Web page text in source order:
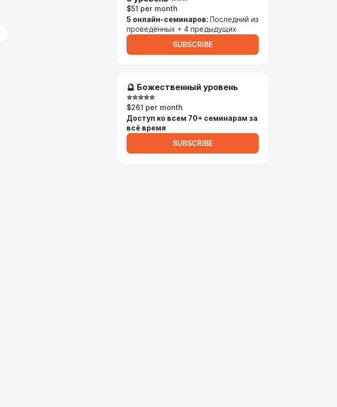
$51 per month
5 онлайн-семинаров: Последний из
проведённых + 4 предыдущих
SUBSCRIBE
🔮 Божественный уровень
⭐⭐⭐⭐⭐
$261 per month
Доступ ко всем 70+ семинарам за
всё время
SUBSCRIBE